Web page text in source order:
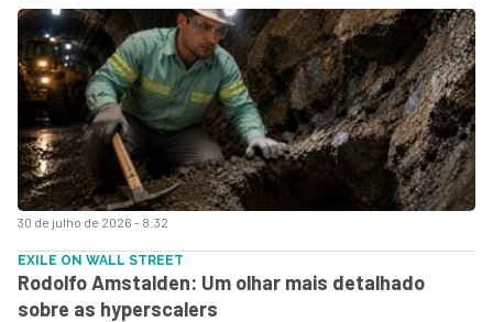
30 de julho de 2026 - 8:32
EXILE ON WALL STREET
Rodolfo Amstalden: Um olhar mais detalhado
sobre as hyperscalers